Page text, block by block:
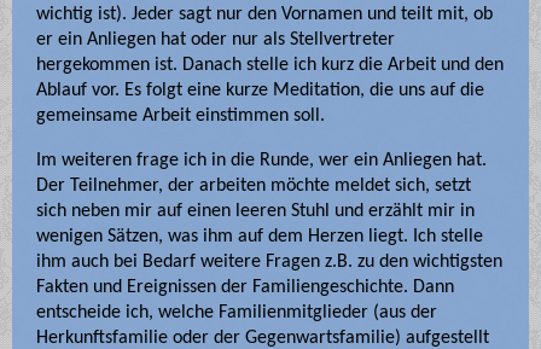
wichtig ist). Jeder sagt nur den Vornamen und teilt mit, ob
er ein Anliegen hat oder nur als Stellvertreter
hergekommen ist. Danach stelle ich kurz die Arbeit und den
Ablauf vor. Es folgt eine kurze Meditation, die uns auf die
gemeinsame Arbeit einstimmen soll.
Im weiteren frage ich in die Runde, wer ein Anliegen hat.
Der Teilnehmer, der arbeiten möchte meldet sich, setzt
sich neben mir auf einen leeren Stuhl und erzählt mir in
wenigen Sätzen, was ihm auf dem Herzen liegt. Ich stelle
ihm auch bei Bedarf weitere Fragen z.B. zu den wichtigsten
Fakten und Ereignissen der Familiengeschichte. Dann
entscheide ich, welche Familienmitglieder (aus der
Herkunftsfamilie oder der Gegenwartsfamilie) aufgestellt